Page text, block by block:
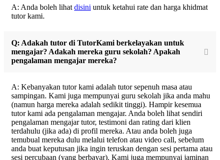
A: Anda boleh lihat disini untuk ketahui rate dan harga khidmat
tutor kami.
Q: Adakah tutor di TutorKami berkelayakan untuk
mengajar? Adakah mereka guru sekolah? Apakah
pengalaman mengajar mereka?
A: Kebanyakan tutor kami adalah tutor sepenuh masa atau
sampingan. Kami juga mempunyai guru sekolah jika anda mahu
(namun harga mereka adalah sedikit tinggi). Hampir kesemua
tutor kami ada pengalaman mengajar. Anda boleh lihat sendiri
pengalaman mengajar tutor, testimoni dan rating dari klien
terdahulu (jika ada) di profil mereka. Atau anda boleh juga
temubual mereka dulu melalui telefon atau video call, sebelum
anda buat keputusan jika ingin teruskan dengan sesi pertama atau
sesi percubaan (yang berbayar). Kami juga mempunyai jaminan